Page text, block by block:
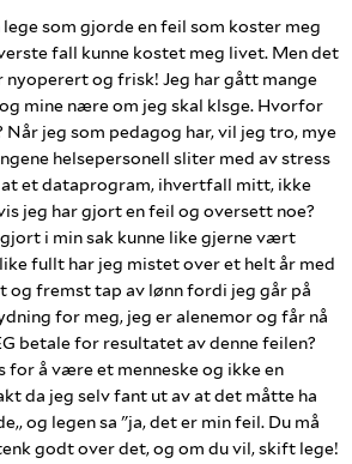
som gjorde en feil som koster meg
fall kunne kostet meg livet. Men det
nyoperert og frisk! Jeg har gått mange
mine nære om jeg skal klsge. Hvorfor
Når jeg som pedagog har, vil jeg tro, mye
helsepersonell sliter med av stress
at et dataprogram, ihvertfall mitt, ikke
jeg har gjort en feil og oversett noe?
i min sak kunne like gjerne vært
fullt har jeg mistet over et helt år med
og fremst tap av lønn fordi jeg går på
for meg, jeg er alenemor og får nå
betale for resultatet av denne feilen?
for å være et menneske og ikke en
da jeg selv fant ut av at det måtte ha
og legen sa "ja, det er min feil. Du må
godt over det, og om du vil, skift lege!